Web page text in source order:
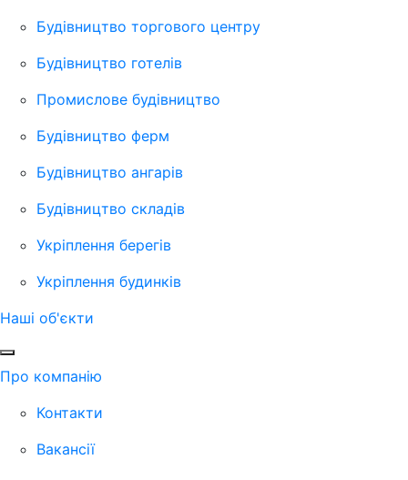
Будівництво торгового центру
Будівництво готелів
Промислове будівництво
Будівництво ферм
Будівництво ангарів
Будівництво складів
Укріплення берегів
Укріплення будинків
Наші об'єкти
Про компанію
Контакти
Вакансії